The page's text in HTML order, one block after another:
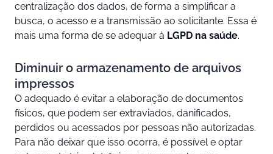
centralização dos dados, de forma a simplificar a
busca, o acesso e a transmissão ao solicitante. Essa é
mais uma forma de se adequar à LGPD na saúde.
Diminuir o armazenamento de arquivos
impressos
O adequado é evitar a elaboração de documentos
físicos, que podem ser extraviados, danificados,
perdidos ou acessados por pessoas não autorizadas.
Para não deixar que isso ocorra, é possível e optar